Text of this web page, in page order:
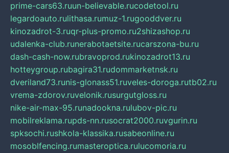
prime-cars63.ruun-believable.rucodetool.ru
legardoauto.rulithasa.rumuz-1.rugooddver.ru
kinozadrot-3.ruqr-plus-promo.ru2shizashop.ru
udalenka-club.runerabotaetsite.rucarszona-bu.ru
dash-cash-now.rubravoprod.rukinozadrot13.ru
hotteygroup.rubagira31.rudommarketnsk.ru
dveriland73.runis-glonass51.ruveles-doroga.rutb02.ru
vrema-zdorov.ruvelonik.rusurgutgloss.ru
nike-air-max-95.runadookna.rulubov-pic.ru
mobilreklama.rupds-nn.rusocrat2000.ruvgurin.ru
spksochi.rushkola-klassika.rusabeonline.ru
mosoblfencing.rumasteroptica.rulucomoria.ru